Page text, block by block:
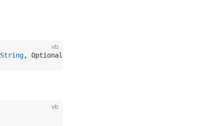
vb
String, Optional JoinStr
vb